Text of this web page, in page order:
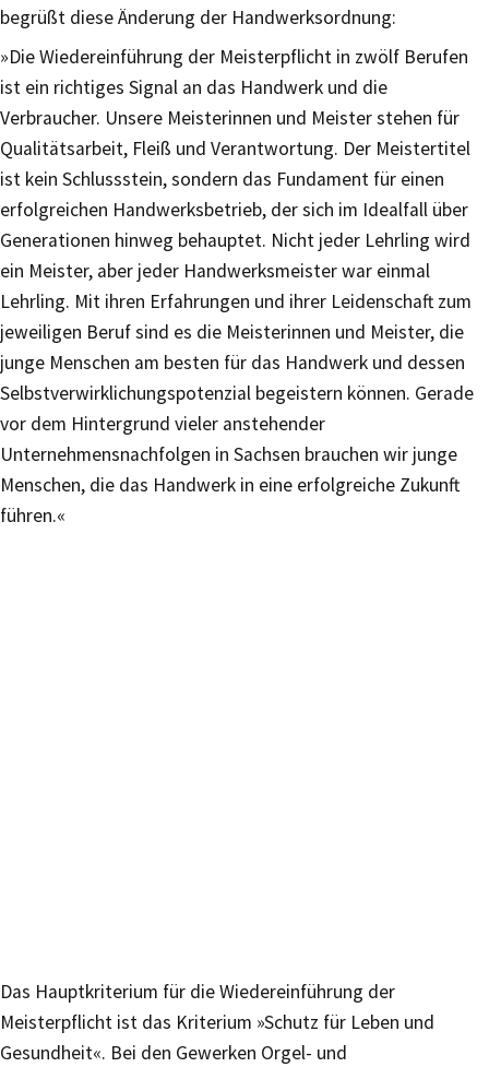
begrüßt diese Änderung der Handwerksordnung:
»Die Wiedereinführung der Meisterpflicht in zwölf Berufen
ist ein richtiges Signal an das Handwerk und die
Verbraucher. Unsere Meisterinnen und Meister stehen für
Qualitätsarbeit, Fleiß und Verantwortung. Der Meistertitel
ist kein Schlussstein, sondern das Fundament für einen
erfolgreichen Handwerksbetrieb, der sich im Idealfall über
Generationen hinweg behauptet. Nicht jeder Lehrling wird
ein Meister, aber jeder Handwerksmeister war einmal
Lehrling. Mit ihren Erfahrungen und ihrer Leidenschaft zum
jeweiligen Beruf sind es die Meisterinnen und Meister, die
junge Menschen am besten für das Handwerk und dessen
Selbstverwirklichungspotenzial begeistern können. Gerade
vor dem Hintergrund vieler anstehender
Unternehmensnachfolgen in Sachsen brauchen wir junge
Menschen, die das Handwerk in eine erfolgreiche Zukunft
führen.«
Das Hauptkriterium für die Wiedereinführung der
Meisterpflicht ist das Kriterium »Schutz für Leben und
Gesundheit«. Bei den Gewerken Orgel- und